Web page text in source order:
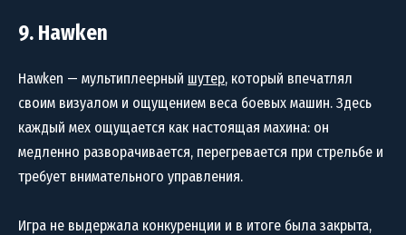
9. Hawken
Hawken — мультиплеерный шутер, который впечатлял
своим визуалом и ощущением веса боевых машин. Здесь
каждый мех ощущается как настоящая махина: он
медленно разворачивается, перегревается при стрельбе и
требует внимательного управления.
Игра не выдержала конкуренции и в итоге была закрыта,